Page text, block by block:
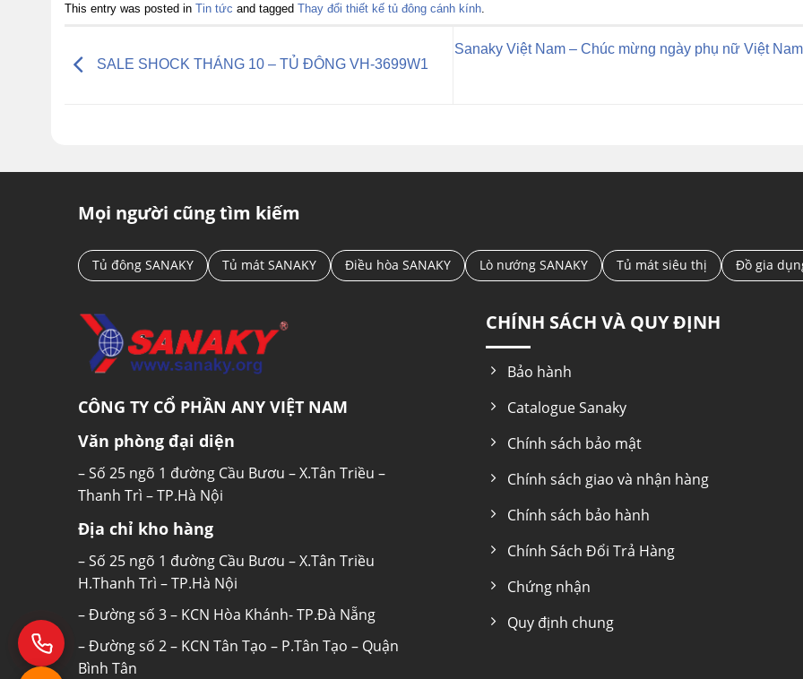
This entry was posted in Tin tức and tagged Thay đổi thiết kế tủ đông cánh kính
SALE SHOCK THÁNG 10 – TỦ ĐÔNG VH-3699W1
Sanaky Việt Nam – Chúc mừng ngày phụ nữ Việt
Mọi người cũng tìm kiếm
Tủ đông SANAKY Tủ mát SANAKY Điều hòa SANAKY Lò nướng SANAKY Tủ mát siêu thị Đồ gia
CÔNG TY CỔ PHẦN ANY VIỆT NAM
Văn phòng đại diện
– Số 25 ngõ 1 đường Cầu Bươu – X.Tân Triều –
Thanh Trì – TP.Hà Nội
Địa chỉ kho hàng
– Số 25 ngõ 1 đường Cầu Bươu – X.Tân Triều
H.Thanh Trì – TP.Hà Nội
– Đường số 3 – KCN Hòa Khánh- TP.Đà Nẵng
– Đường số 2 – KCN Tân Tạo – P.Tân Tạo – Quận
Bình Tân
CHÍNH SÁCH VÀ QUY ĐỊNH
Bảo hành
Catalogue Sanaky
Chính sách bảo mật
Chính sách giao và nhận hàng
Chính sách bảo hành
Chính Sách Đổi Trả Hàng
Chứng nhận
Quy định chung